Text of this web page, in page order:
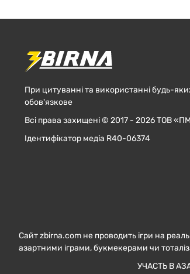
При цитуванні та використанні будь-
обов'язкове
Всі права захищені © 2017 - 2026 ТОВ
Ідентифікатор медіа R40-06374
Сайт zbirna.com не проводить ігри на
азартними іграми, букмекерами чи
УЧАСТЬ В